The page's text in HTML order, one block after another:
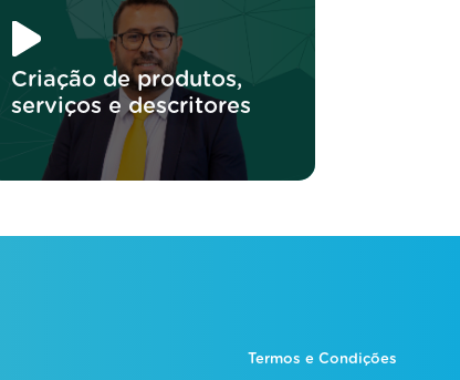
Criação de produtos,
serviços e descritores
Termos e Condições